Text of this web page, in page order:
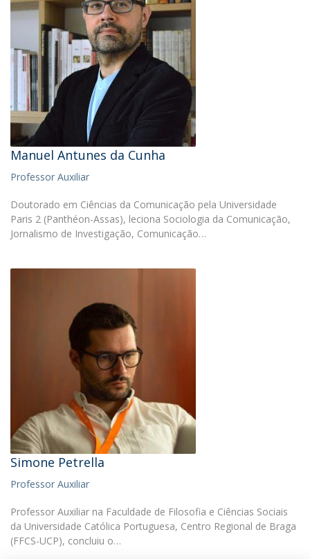
Manuel Antunes da Cunha
Professor Auxiliar
Doutorado em Ciências da Comunicação pela Universidade
Paris 2 (Panthéon-Assas), leciona Sociologia da Comunicação,
Jornalismo de Investigação, Comunicação…
Simone Petrella
Professor Auxiliar
Professor Auxiliar na Faculdade de Filosofia e Ciências Sociais
da Universidade Católica Portuguesa, Centro Regional de Braga
(FFCS-UCP), concluiu o…